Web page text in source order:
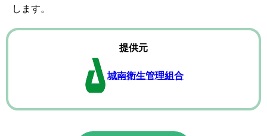
します。
提供元
城南衛生管理組合